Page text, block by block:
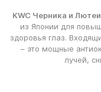
KWC Черника и
из Японии для
здоровья глаз.
– это мощные
лучей,